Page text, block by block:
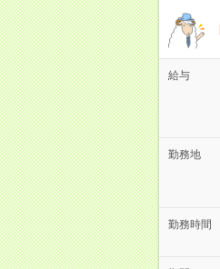
給与
勤務地
勤務時間